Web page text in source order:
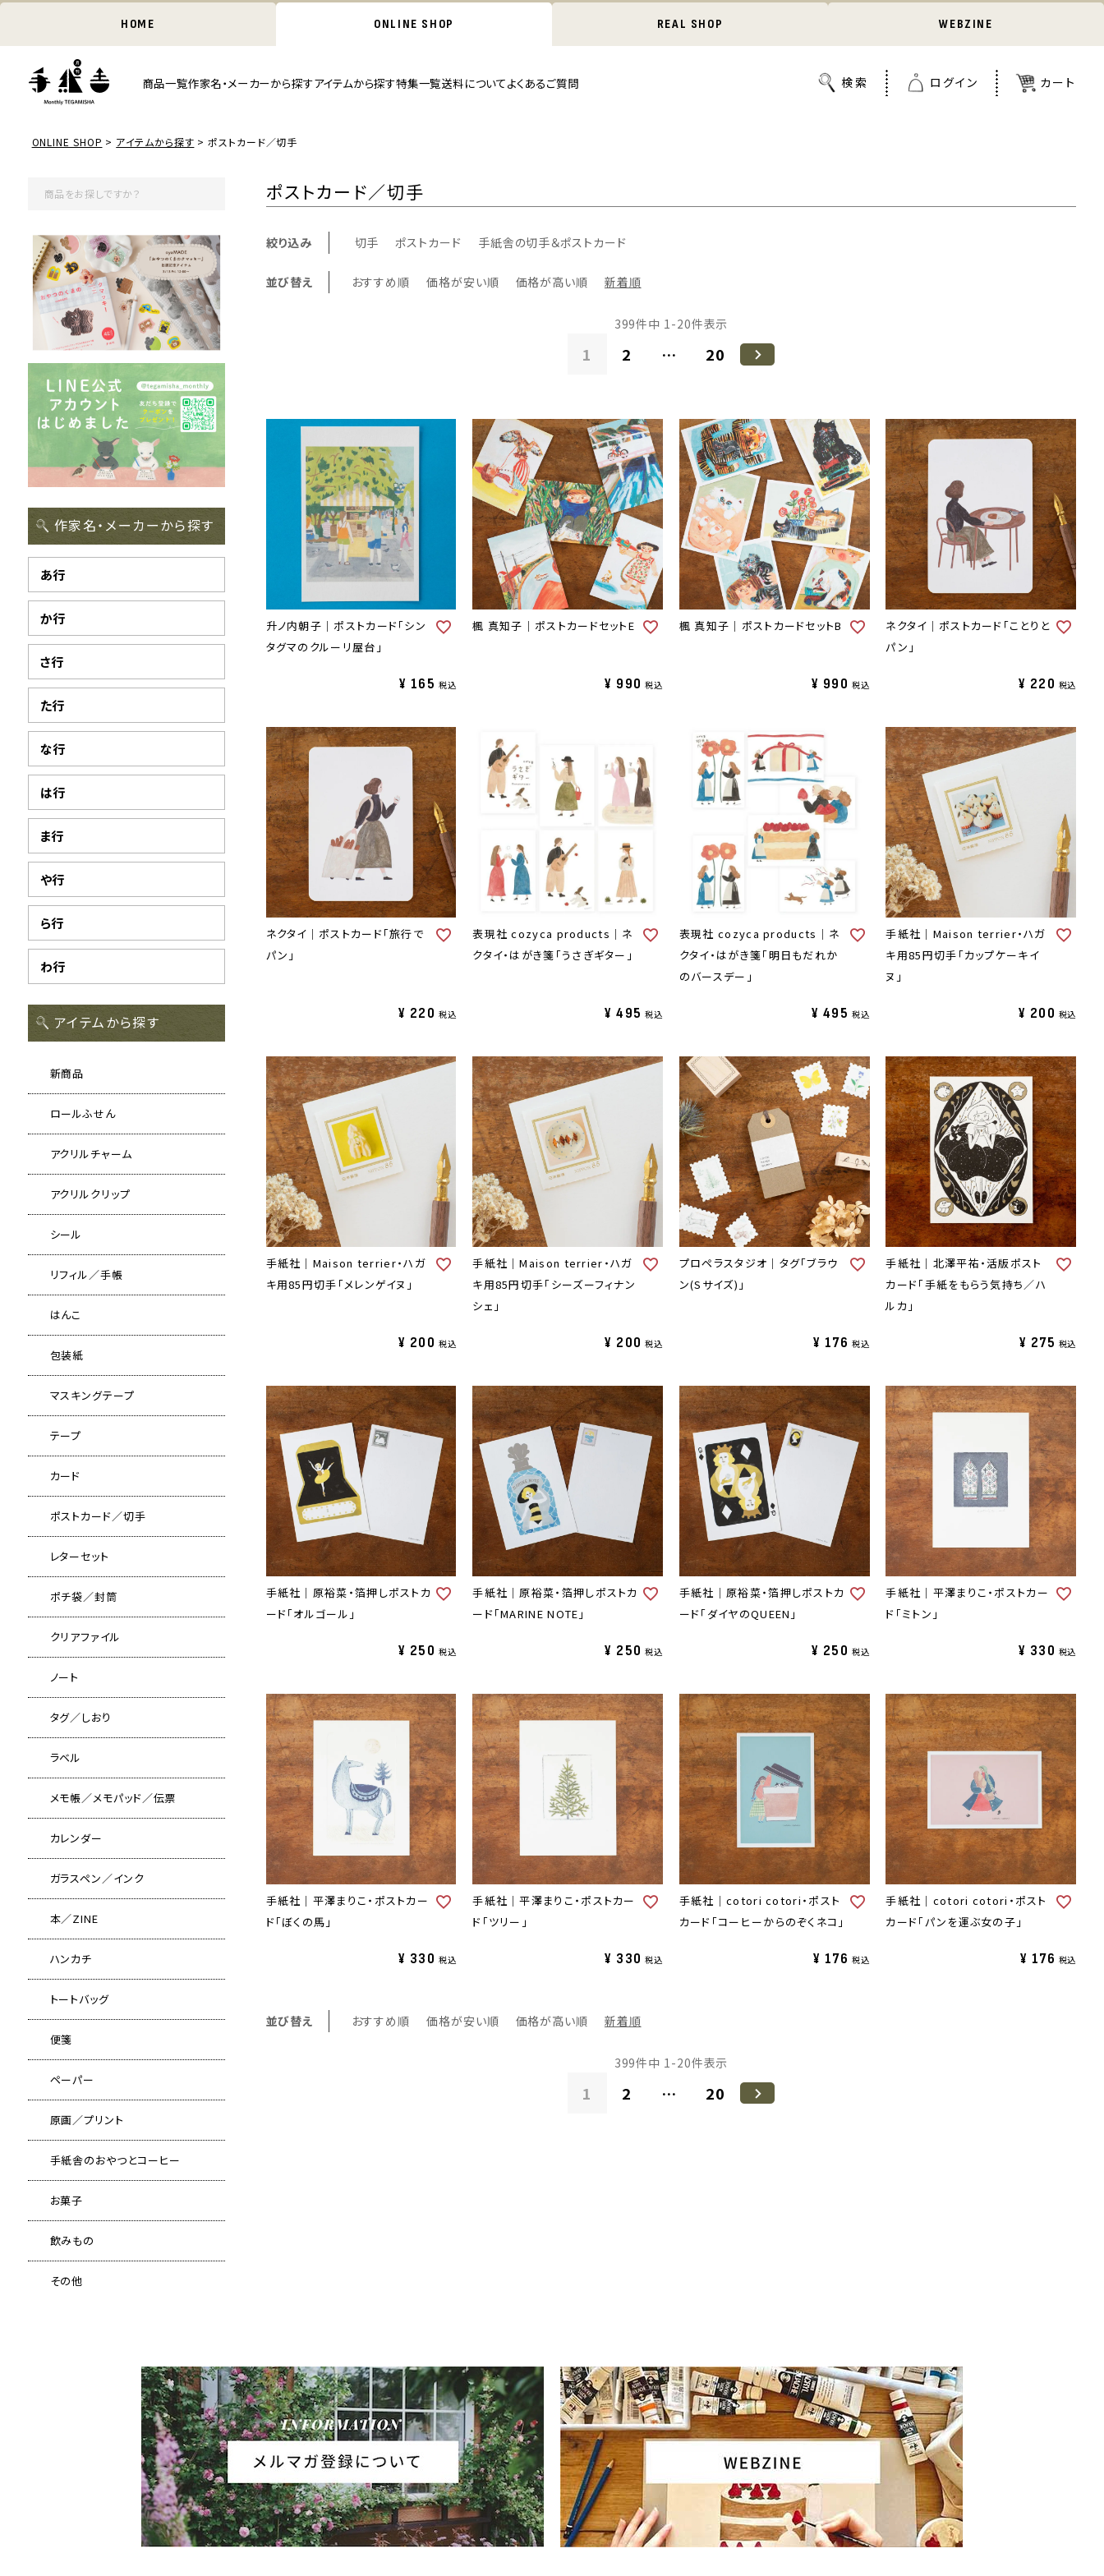
HOME ONLINE SHOP REAL SHOP WEBZINE
商品一覧作家名・メーカーから探すアイテムから探す特集一覧送料についてよくあるご質問
ONLINE SHOP アイテムから探す ポストカード／切手
作家名・メーカーから探す
あ行
か行
さ行
た行
な行
は行
ま行
や行
ら行
わ行
アイテムから探す
新商品
ロールふせん
アクリルチャーム
アクリルクリップ
シール
リフィル／手帳
はんこ
包装紙
マスキングテープ
テープ
カード
ポストカード／切手
レターセット
ポチ袋／封筒
クリアファイル
ノート
タグ／しおり
ラベル
メモ帳／メモパッド／伝票
カレンダー
ガラスペン／インク
本／ZINE
ハンカチ
トートバッグ
便箋
ペーパー
原画／プリント
手紙舎のおやつとコーヒー
お菓子
飲みもの
その他
ポストカード／切手
絞り込み 切手 ポストカード 手紙舎の切手＆ポストカード
並び替え おすすめ順 価格が安い順 価格が高い順 新着順
399件中 1-20件表示
1 2 … 20
升ノ内朝子｜ポストカード「シン
タグマのクルーリ屋台」
¥ 165 税込
楓 真知子｜ポストカードセットE
¥ 990 税込
楓 真知子｜ポストカードセットB
¥ 990 税込
ネクタイ｜ポストカード「ことりと
パン」
¥ 220 税込
ネクタイ｜ポストカード「旅行で
パン」
¥ 220 税込
表現社 cozyca products｜ネ
クタイ・はがき箋「うさぎギター」
¥ 495 税込
表現社 cozyca products｜ネ
クタイ・はがき箋「明日もだれか
のバースデー」
¥ 495 税込
手紙社｜Maison terrier・ハガ
キ用85円切手「カップケーキイ
ヌ」
¥ 200 税込
手紙社｜Maison terrier・ハガ
キ用85円切手「メレンゲイヌ」
¥ 200 税込
手紙社｜Maison terrier・ハガ
キ用85円切手「シーズーフィナン
シェ」
¥ 200 税込
プロペラスタジオ｜タグ「ブラウ
ン(Sサイズ)」
¥ 176 税込
手紙社｜北澤平祐・活版ポスト
カード「手紙をもらう気持ち／ハ
ルカ」
¥ 275 税込
手紙社｜原裕菜・箔押しポストカ
ード「オルゴール」
¥ 250 税込
手紙社｜原裕菜・箔押しポストカ
ード「MARINE NOTE」
¥ 250 税込
手紙社｜原裕菜・箔押しポストカ
ード「ダイヤのQUEEN」
¥ 250 税込
手紙社｜平澤まりこ・ポストカー
ド「ミトン」
¥ 330 税込
手紙社｜平澤まりこ・ポストカー
ド「ぼくの馬」
¥ 330 税込
手紙社｜平澤まりこ・ポストカー
ド「ツリー」
¥ 330 税込
手紙社｜cotori cotori・ポスト
カード「コーヒーからのぞくネコ」
¥ 176 税込
手紙社｜cotori cotori・ポスト
カード「パンを運ぶ女の子」
¥ 176 税込
並び替え おすすめ順 価格が安い順 価格が高い順 新着順
399件中 1 -20件表示
1 2 … 20